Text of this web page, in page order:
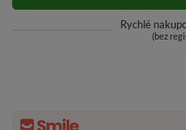
Rychlé
(bez